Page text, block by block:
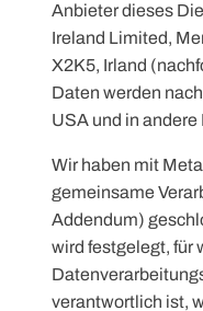
Anbieter dieses
Ireland Limited,
X2K5, Irland
Daten werden
USA und in
Wir haben mit
gemeinsame
Addendum)
wird festgelegt, für
verantwortlich ist,